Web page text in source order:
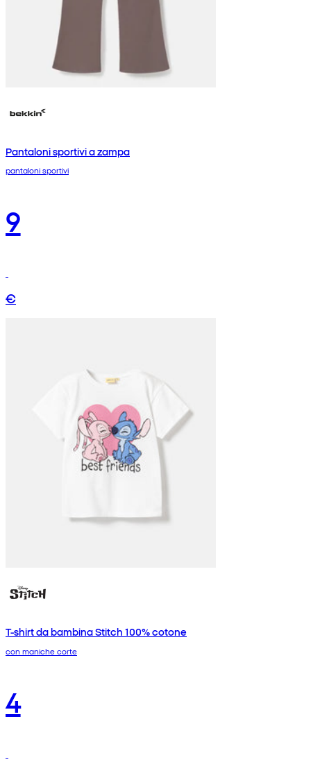
Pantaloni sportivi a zampa
pantaloni sportivi
9
€
T-shirt da bambina Stitch 100% cotone
con maniche corte
4